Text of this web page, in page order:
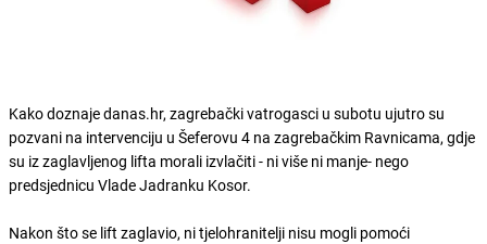
Kako doznaje danas.hr, zagrebački vatrogasci u subotu ujutro su
pozvani na intervenciju u Šeferovu 4 na zagrebačkim Ravnicama, gdje
su iz zaglavljenog lifta morali izvlačiti - ni više ni manje- nego
predsjednicu Vlade Jadranku Kosor.
Nakon što se lift zaglavio, ni tjelohranitelji nisu mogli pomoći